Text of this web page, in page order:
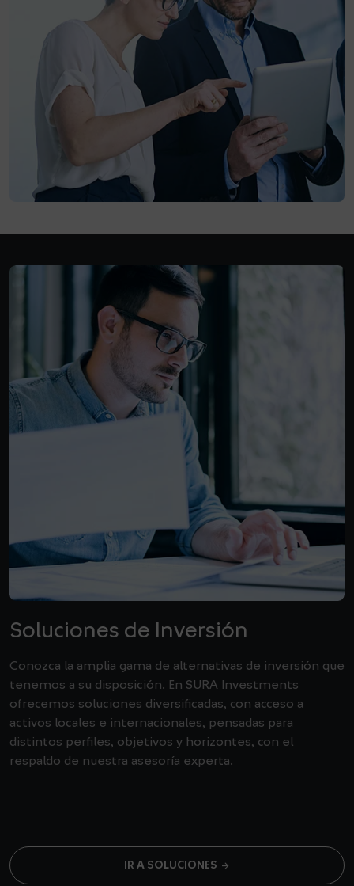
Soluciones de Inversión
Conozca la amplia gama de alternativas de inversión que
tenemos a su disposición. En SURA Investments
ofrecemos soluciones diversificadas, con acceso a
activos locales e internacionales, pensadas para
distintos perfiles, objetivos y horizontes, con el
respaldo de nuestra asesoría experta.
IR A SOLUCIONES arrow_forward